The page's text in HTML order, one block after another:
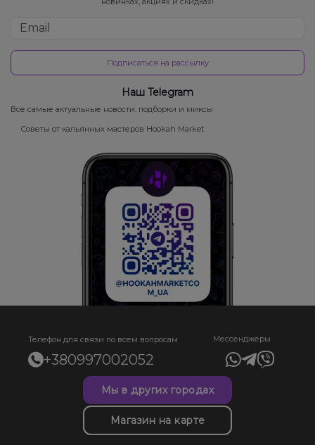
Подписаться на рассылку
Наш Telegram
Все самые актуальные новости, подборки и миксы
Советы от кальянных мастеров Hookah Market
Телефон для связи по всем вопросам
+380997002052
Мессенджеры
Мы в других городах
Магазин на карте